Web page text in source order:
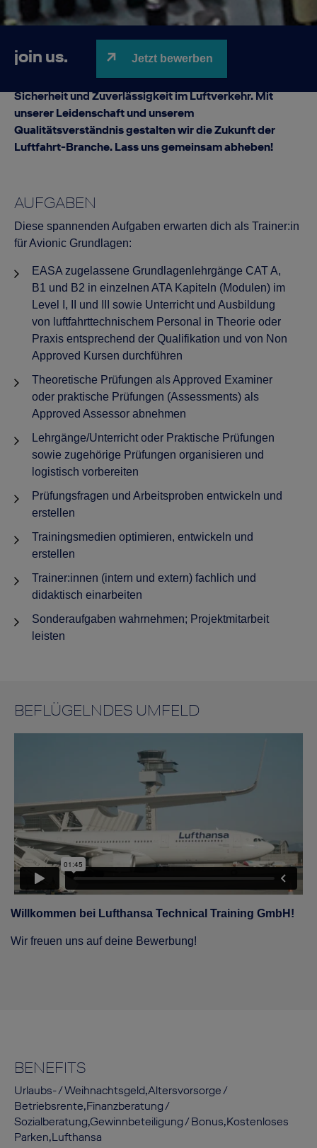
Unsere Trainings begeistern und motivieren den
Nachwuchs der Aviation Branche. Wir fördern die
Sicherheit und Zuverlässigkeit im Luftverkehr. Mit
unserer Leidenschaft und unserem
Qualitätsverständnis gestalten wir die Zukunft der
Luftfahrt-Branche. Lass uns gemeinsam abheben!
AUFGABEN
Diese spannenden Aufgaben erwarten dich als Trainer:in
für Avionic Grundlagen:
EASA zugelassene Grundlagenlehrgänge CAT A,
B1 und B2 in einzelnen ATA Kapiteln (Modulen) im
Level I, II und III sowie Unterricht und Ausbildung
von luftfahrttechnischem Personal in Theorie oder
Praxis entsprechend der Qualifikation und von Non
Approved Kursen durchführen
Theoretische Prüfungen als Approved Examiner
oder praktische Prüfungen (Assessments) als
Approved Assessor abnehmen
Lehrgänge/Unterricht oder Praktische Prüfungen
sowie zugehörige Prüfungen organisieren und
logistisch vorbereiten
Prüfungsfragen und Arbeitsproben entwickeln und
erstellen
Trainingsmedien optimieren, entwickeln und
erstellen
Trainer:innen (intern und extern) fachlich und
didaktisch einarbeiten
Sonderaufgaben wahrnehmen; Projektmitarbeit
leisten
BEFLÜGELNDES UMFELD
Willkommen bei Lufthansa Technical Training GmbH!
Wir freuen uns auf deine Bewerbung!
BENEFITS
Urlaubs- / Weihnachtsgeld,Altersvorsorge /
Betriebsrente,Finanzberatung /
Sozialberatung,Gewinnbeteiligung / Bonus,Kostenloses
Parken,Lufthansa
join us. Jetzt bewerben